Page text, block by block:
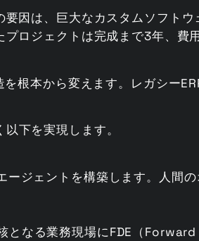
因は、巨大なカスタムソフト
ロジェクトは完成まで3年、
根本から変えます。レガシー
下を実現します。
ージェントを構築します。人間
となる業務現場にFDE（